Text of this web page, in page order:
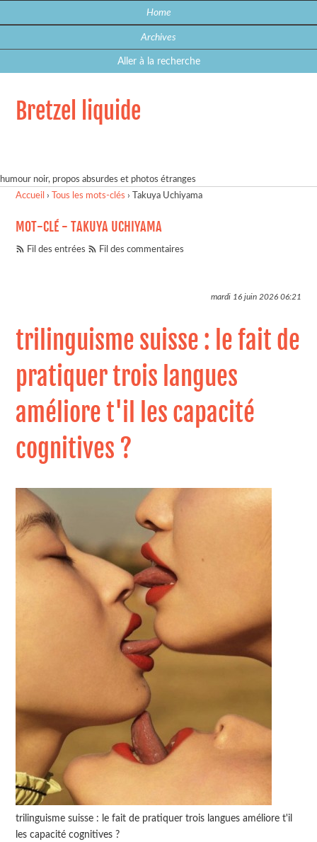
Home
Archives
Aller à la recherche
Bretzel liquide
humour noir, propos absurdes et photos étranges
Accueil › Tous les mots-clés › Takuya Uchiyama
MOT-CLÉ - TAKUYA UCHIYAMA
Fil des entrées Fil des commentaires
mardi 16 juin 202606:21
trilinguisme suisse : le fait de
pratiquer trois langues
améliore t'il les capacité
cognitives ?
trilinguisme suisse : le fait de pratiquer trois langues améliore t'il
les capacité cognitives ?